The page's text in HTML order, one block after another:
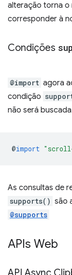
alteração torna o
corresponder à
Condições
@import agora
condição
não será
@import
As consultas de
supports() são
@supports
APIs Web